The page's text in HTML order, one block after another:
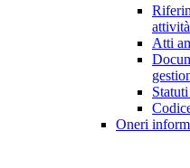
attività
Atti
Oneri